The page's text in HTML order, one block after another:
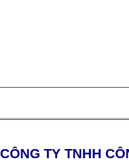
CÔNG TY TNHH